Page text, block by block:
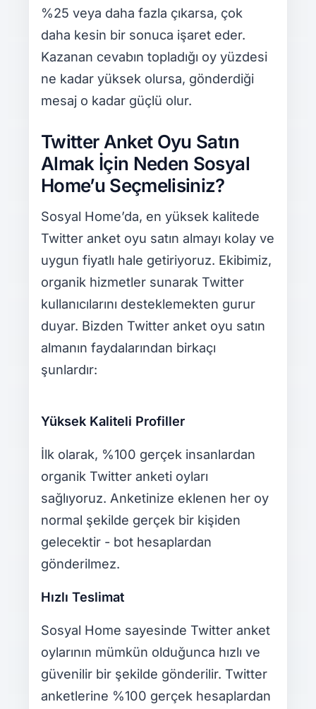
%25 veya daha fazla çıkarsa, çok
daha kesin bir sonuca işaret eder.
Kazanan cevabın topladığı oy yüzdesi
ne kadar yüksek olursa, gönderdiği
mesaj o kadar güçlü olur.
Twitter Anket Oyu Satın
Almak İçin Neden Sosyal
Home’u Seçmelisiniz?
Sosyal Home’da, en yüksek kalitede
Twitter anket oyu satın almayı kolay ve
uygun fiyatlı hale getiriyoruz. Ekibimiz,
organik hizmetler sunarak Twitter
kullanıcılarını desteklemekten gurur
duyar. Bizden Twitter anket oyu satın
almanın faydalarından birkaçı
şunlardır:
Yüksek Kaliteli Profiller
İlk olarak, %100 gerçek insanlardan
organik Twitter anketi oyları
sağlıyoruz. Anketinize eklenen her oy
normal şekilde gerçek bir kişiden
gelecektir - bot hesaplardan
gönderilmez.
Hızlı Teslimat
Sosyal Home sayesinde Twitter anket
oylarının mümkün olduğunca hızlı ve
güvenilir bir şekilde gönderilir. Twitter
anketlerine %100 gerçek hesaplardan